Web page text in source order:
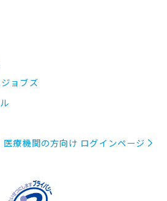
ョブズ
医療機関の方向け ログインページ